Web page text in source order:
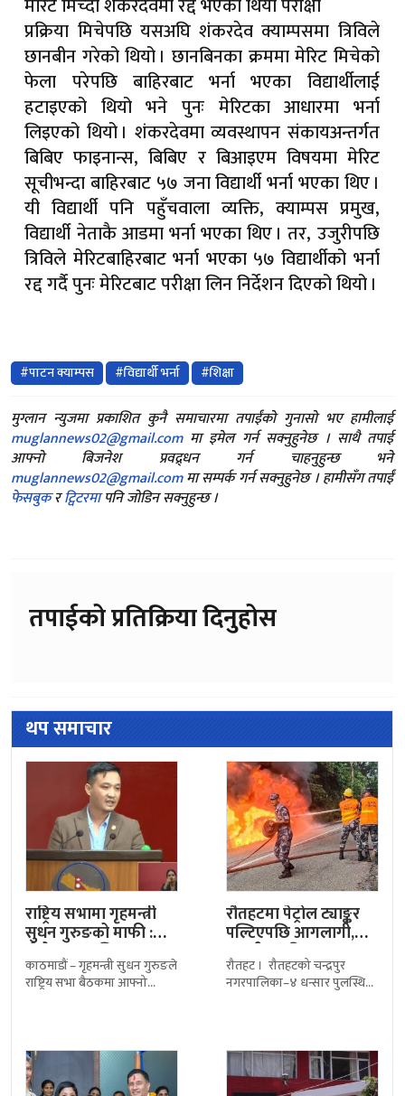
मेरिट मिच्दा शंकरदेवमा रद्द भएको थियो परीक्षा
प्रक्रिया मिचेपछि यसअघि शंकरदेव क्याम्पसमा त्रिविले
छानबीन गरेको थियो । छानबिनका क्रममा मेरिट मिचेको
फेला परेपछि बाहिरबाट भर्ना भएका विद्यार्थीलाई
हटाइएको थियो भने पुनः मेरिटका आधारमा भर्ना
लिइएको थियो । शंकरदेवमा व्यवस्थापन संकायअन्तर्गत
बिबिए फाइनान्स, बिबिए र बिआइएम विषयमा मेरिट
सूचीभन्दा बाहिरबाट ५७ जना विद्यार्थी भर्ना भएका थिए ।
यी विद्यार्थी पनि पहुँचवाला व्यक्ति, क्याम्पस प्रमुख,
विद्यार्थी नेताकै आडमा भर्ना भएका थिए । तर, उजुरीपछि
त्रिविले मेरिटबाहिरबाट भर्ना भएका ५७ विद्यार्थीको भर्ना
रद्द गर्दै पुनः मेरिटबाट परीक्षा लिन निर्देशन दिएको थियो ।
#पाटन क्याम्पस #विद्यार्थी भर्ना #शिक्षा
मुग्लान न्युजमा प्रकाशित कुनै समाचारमा तपाईंको गुनासो भए हामीलाई
muglannews02@gmail.comमा इमेल गर्न सक्नुहुनेछ । साथै तपाई
आफ्नो बिजनेश प्रवद्र्धन गर्न चाहनुहुन्छ भने
muglannews02@gmail.comमा सम्पर्क गर्न सक्नुहुनेछ । हामीसँग तपाईं
फेसबुकरट्विटरमापनि जोडिन सक्नुहुन्छ ।
तपाईको प्रतिक्रिया दिनुहोस
थप समाचार
राष्ट्रिय सभामा गृहमन्त्री
सुधन गुरुङको माफी :
‘मेरो भाषा अलि…
काठमाडौं – गृहमन्त्री सुधन गुरुङले
राष्ट्रिय सभा बैठकमा आफ्नो
रौतहटमा पेट्रोल ट्याङ्कर
पल्टिएपछि आगलागी,
मानवीय क्षति भएन
रौतहट । रौतहटको चन्द्रपुर
नगरपालिका–४ धन्सार पुलस्थित